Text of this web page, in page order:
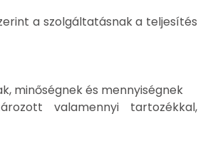
a szolgáltatásnak a teljesítés
minőségnek és mennyiségnek
valamennyi tartozékkal,